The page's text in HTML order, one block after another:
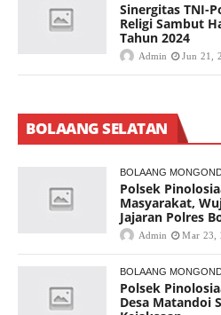
Sinergitas TNI-
Religi Sambut
Tahun 2024
Admin Jun 21,
BOLAANG SELATAN
BOLAANG
Polsek
Masyarakat,
Jajaran Polres
Admin Mar 23,
BOLAANG
Polsek
Desa Matandoi